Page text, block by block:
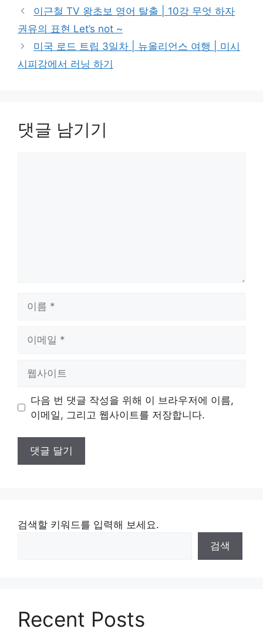
이근철 TV 왕초보 영어 탈출 | 10강 무엇 하자
권유의 표현 Let’s not ~
미국 로드 트립 3일차 | 뉴올리언스 여행 | 미시
시피강에서 러닝 하기
댓글 남기기
트
다음 번 댓글 작성을 위해 이 브라우저에 이름,
이메일, 그리고 웹사이트를 저장합니다.
검색할 키워드를 입력해 보세요.
검색
Recent Posts